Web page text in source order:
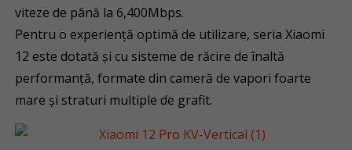
viteze de până la 6,400Mbps.
Pentru o experiență optimă de utilizare, seria Xiaomi
12 este dotată și cu sisteme de răcire de înaltă
performanță, formate din cameră de vapori foarte
mare și straturi multiple de grafit.